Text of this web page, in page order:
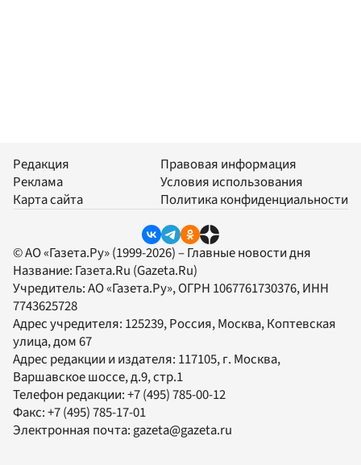
Редакция
Реклама
Карта сайта
Правовая информация
Условия использования
Политика конфиденциальности
© АО «Газета.Ру» (1999-2026) – Главные новости дня
Название: Газета.Ru (Gazeta.Ru)
Учредитель:АО «Газета.Ру», ОГРН 1067761730376, ИНН
7743625728
Адрес учредителя: 125239, Россия, Москва, Коптевская
улица, дом 67
Адрес редакции и издателя: 117105, г. Москва,
Варшавское шоссе, д.9, стр.1
Телефон редакции:+7 (495) 785-00-12
Факс:+7 (495) 785-17-01
Электронная почта:gazeta@gazeta.ru